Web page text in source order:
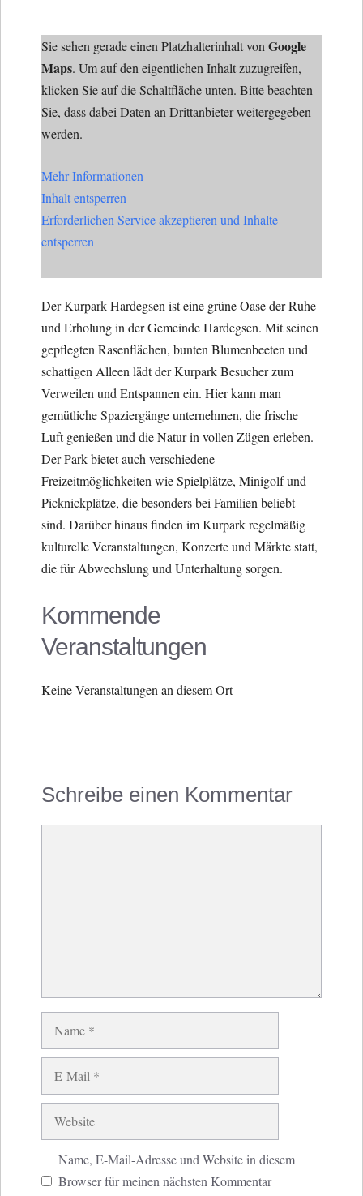
Sie sehen gerade einen Platzhalterinhalt von Google
Maps. Um auf den eigentlichen Inhalt zuzugreifen,
klicken Sie auf die Schaltfläche unten. Bitte beachten
Sie, dass dabei Daten an Drittanbieter weitergegeben
werden.
Mehr Informationen
Inhalt entsperren
Erforderlichen Service akzeptieren und Inhalte
entsperren
Der Kurpark Hardegsen ist eine grüne Oase der Ruhe
und Erholung in der Gemeinde Hardegsen. Mit seinen
gepflegten Rasenflächen, bunten Blumenbeeten und
schattigen Alleen lädt der Kurpark Besucher zum
Verweilen und Entspannen ein. Hier kann man
gemütliche Spaziergänge unternehmen, die frische
Luft genießen und die Natur in vollen Zügen erleben.
Der Park bietet auch verschiedene
Freizeitmöglichkeiten wie Spielplätze, Minigolf und
Picknickplätze, die besonders bei Familien beliebt
sind. Darüber hinaus finden im Kurpark regelmäßig
kulturelle Veranstaltungen, Konzerte und Märkte statt,
die für Abwechslung und Unterhaltung sorgen.
Kommende
Veranstaltungen
Keine Veranstaltungen an diesem Ort
Schreibe einen Kommentar
Website
Name, E-Mail-Adresse und Website in diesem
Browser für meinen nächsten Kommentar